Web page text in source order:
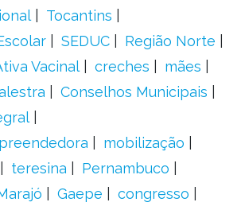
Tocantins
SEDUC
Região Norte
Vacinal creches
mães
Conselhos Municipais
mobilização
teresina
Pernambuco
Gaepe
congresso